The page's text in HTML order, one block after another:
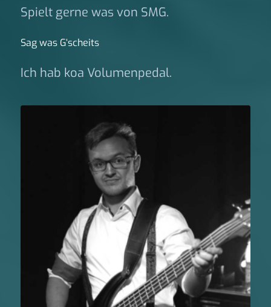
Spielt gerne was von SMG.
Sag was G‘scheits
Ich hab koa Volumenpedal.